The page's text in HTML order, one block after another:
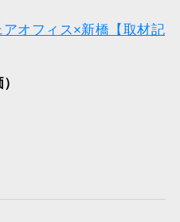
オフィス×新橋【取材記